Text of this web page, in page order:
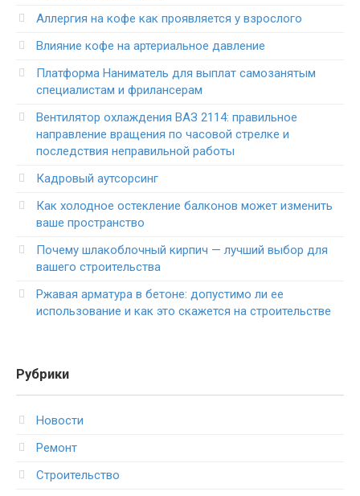
Аллергия на кофе как проявляется у взрослого
Влияние кофе на артериальное давление
Платформа Наниматель для выплат самозанятым
специалистам и фрилансерам
Вентилятор охлаждения ВАЗ 2114: правильное
направление вращения по часовой стрелке и
последствия неправильной работы
Кадровый аутсорсинг
Как холодное остекление балконов может изменить
ваше пространство
Почему шлакоблочный кирпич — лучший выбор для
вашего строительства
Ржавая арматура в бетоне: допустимо ли ее
использование и как это скажется на строительстве
Рубрики
Новости
Ремонт
Строительство